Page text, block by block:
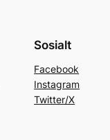
Sosialt
Facebook
Instagram
Twitter/X